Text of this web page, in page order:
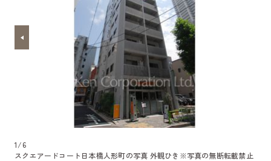
1/6
スクエアードコート日本橋人形町の写真 外観ひき ※写真の無断転載禁止